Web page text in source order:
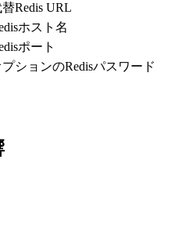
Redis URL
ホスト名
ポート
プションのRedisパスワード